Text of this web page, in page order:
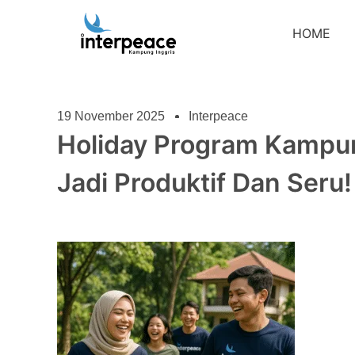
HOME
19 November 2025 Interpeace
Holiday Program
Jadi Produktif Dan Seru!